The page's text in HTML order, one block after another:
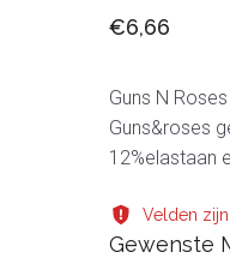
€6,66
Guns N
Guns&roses
12%elastaan
Velden
Gewenste